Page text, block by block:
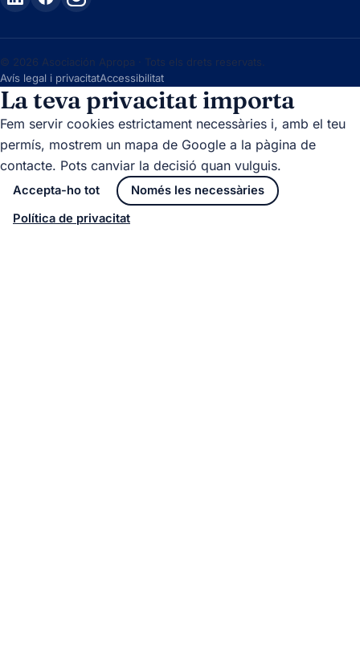
© 2026 Asociación Apropa · Tots els drets reservats.
Avís legal i privacitatAccessibilitat
La teva privacitat importa
Fem servir cookies estrictament necessàries i, amb el teu
permís, mostrem un mapa de Google a la pàgina de
contacte. Pots canviar la decisió quan vulguis.
Accepta-ho tot
Només les necessàries
Política de privacitat